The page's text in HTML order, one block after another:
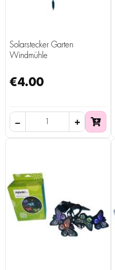
Solarstecker Garten
Windmühle
€4.00